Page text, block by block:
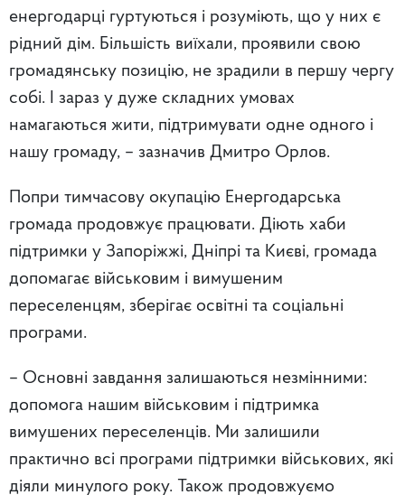
енергодарці гуртуються і розуміють, що у них є
рідний дім. Більшість виїхали, проявили свою
громадянську позицію, не зрадили в першу чергу
собі. І зараз у дуже складних умовах
намагаються жити, підтримувати одне одного і
нашу громаду, – зазначив Дмитро Орлов.
Попри тимчасову окупацію Енергодарська
громада продовжує працювати. Діють хаби
підтримки у Запоріжжі, Дніпрі та Києві, громада
допомагає військовим і вимушеним
переселенцям, зберігає освітні та соціальні
програми.
– Основні завдання залишаються незмінними:
допомога нашим військовим і підтримка
вимушених переселенців. Ми залишили
практично всі програми підтримки військових, які
діяли минулого року. Також продовжуємо